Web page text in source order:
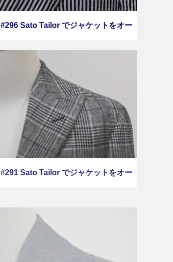
#296 Sato Tailor でジャケットをオー
#291 Sato Tailor でジャケットをオー